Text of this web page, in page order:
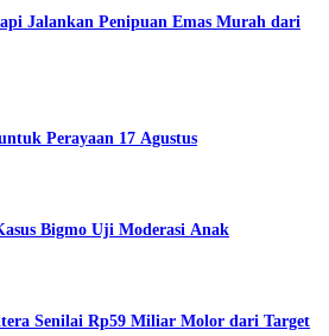
Jalankan Penipuan Emas Murah dari
Perayaan 17 Agustus
Bigmo Uji Moderasi Anak
Senilai Rp59 Miliar Molor dari Target